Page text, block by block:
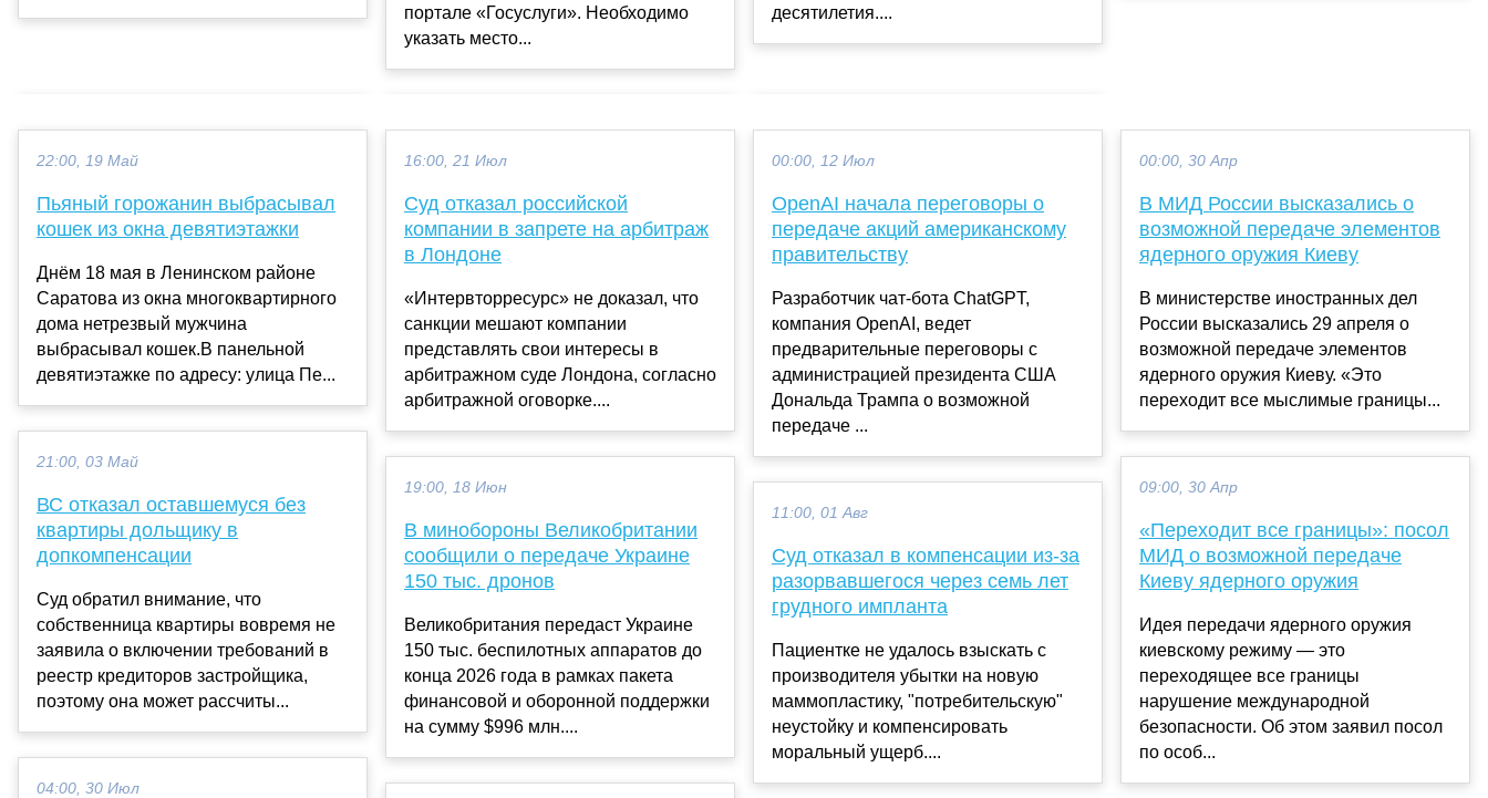
портале «Госуслуги». Необходимо
указать место...
десятилетия....
22:00, 19 Май
Пьяный горожанин выбрасывал
кошек из окна девятиэтажки
Днём 18 мая в Ленинском районе
Саратова из окна многоквартирного
дома нетрезвый мужчина
выбрасывал кошек.В панельной
девятиэтажке по адресу: улица Пе...
21:00, 03 Май
ВС отказал оставшемуся без
квартиры дольщику в
допкомпенсации
Суд обратил внимание, что
собственница квартиры вовремя не
заявила о включении требований в
реестр кредиторов застройщика,
поэтому она может рассчиты...
04:00, 30 Июл
16:00, 21 Июл
Суд отказал российской
компании в запрете на арбитраж
в Лондоне
«Интервторресурс» не доказал, что
санкции мешают компании
представлять свои интересы в
арбитражном суде Лондона, согласно
арбитражной оговорке....
19:00, 18 Июн
В минобороны Великобритании
сообщили о передаче Украине
150 тыс. дронов
Великобритания передаст Украине
150 тыс. беспилотных аппаратов до
конца 2026 года в рамках пакета
финансовой и оборонной поддержки
на сумму $996 млн....
00:00, 12 Июл
OpenAI начала переговоры о
передаче акций американскому
правительству
Разработчик чат-бота ChatGPT,
компания OpenAI, ведет
предварительные переговоры с
администрацией президента США
Дональда Трампа о возможной
передаче ...
11:00, 01 Авг
Суд отказал в компенсации из-за
разорвавшегося через семь лет
грудного импланта
Пациентке не удалось взыскать с
производителя убытки на новую
маммопластику, "потребительскую"
неустойку и компенсировать
моральный ущерб....
00:00, 30 Апр
В МИД России высказались о
возможной передаче элементов
ядерного оружия Киеву
В министерстве иностранных дел
России высказались 29 апреля о
возможной передаче элементов
ядерного оружия Киеву. «Это
переходит все мыслимые границы...
09:00, 30 Апр
«Переходит все границы»: посол
МИД о возможной передаче
Киеву ядерного оружия
Идея передачи ядерного оружия
киевскому режиму — это
переходящее все границы
нарушение международной
безопасности. Об этом заявил посол
по особ...